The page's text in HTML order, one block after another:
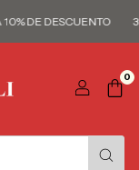
DE DESCUENTO 3
0